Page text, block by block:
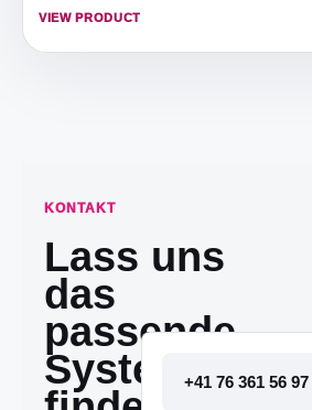
VIEW PRODUCT
KONTAKT
Lass uns
das
passende
System+41 76 361 56 97